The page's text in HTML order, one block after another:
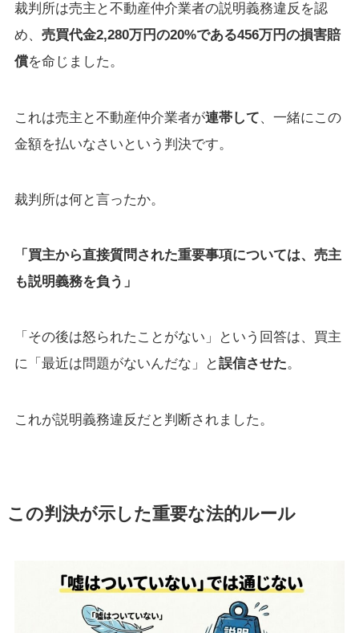
裁判所は売主と不動産仲介業者の説明義務違反を認
め、 売買代金2,280万円の20%である456万円の損害賠
償を命じました。
これは売主と不動産仲介業者が連帯して 、一緒にこの
金額を払いなさいという判決です。
裁判所は何と言ったか。
「買主から直接質問された重要事項については、売主
も説明義務を負う」
「その後は怒られたことがない」という回答は、買主
に「最近は問題がないんだな」と誤信させた。
これが説明義務違反だと判断されました。
この判決が示した重要な法的ルール